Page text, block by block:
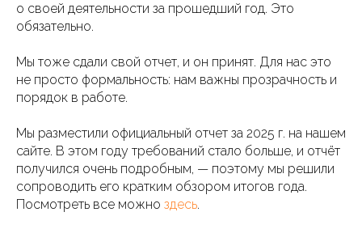
о своей деятельности за прошедший год. Это
обязательно.
Мы тоже сдали свой отчет, и он принят. Для нас это
не просто формальность: нам важны прозрачность и
порядок в работе.
Мы разместили официальный отчет за 2025 г. на нашем
сайте. В этом году требований стало больше, и отчёт
получился очень подробным, — поэтому мы решили
сопроводить его кратким обзором итогов года.
Посмотреть все можно здесь.